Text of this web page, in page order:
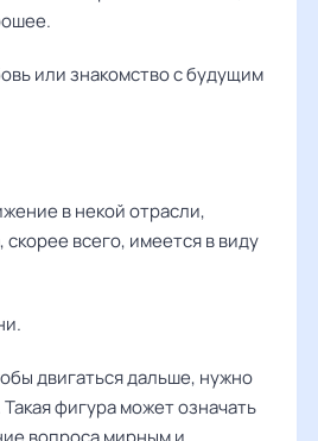
или знакомство с будущим
в некой отрасли,
всего, имеется в виду
двигаться дальше, нужно
фигура может означать